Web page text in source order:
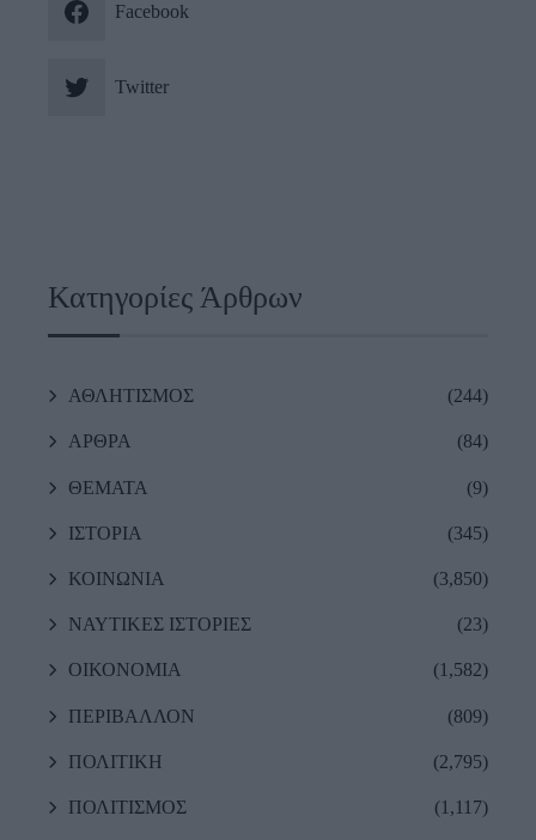
Facebook
Twitter
Κατηγορίες Άρθρων
ΑΘΛΗΤΙΣΜΟΣ (244)
ΑΡΘΡΑ (84)
ΘΕΜΑΤΑ (9)
ΙΣΤΟΡΙΑ (345)
ΚΟΙΝΩΝΙΑ (3,850)
ΝΑΥΤΙΚΕΣ ΙΣΤΟΡΙΕΣ (23)
ΟΙΚΟΝΟΜΙΑ (1,582)
ΠΕΡΙΒΑΛΛΟΝ (809)
ΠΟΛΙΤΙΚΗ (2,795)
ΠΟΛΙΤΙΣΜΟΣ (1,117)